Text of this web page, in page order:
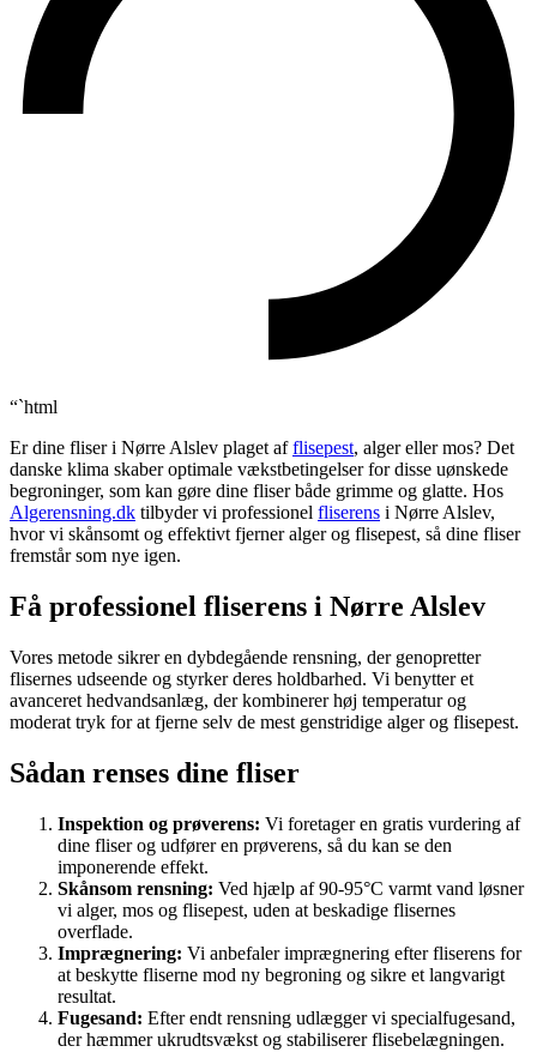
“`html
Er dine fliser i Nørre Alslev plaget afflisepest, alger eller mos? Det
danske klima skaber optimale vækstbetingelser for disse uønskede
begroninger, som kan gøre dine fliser både grimme og glatte. Hos
Algerensning.dk tilbyder vi professionel fliserens i Nørre Alslev,
hvor vi skånsomt og effektivt fjerner alger og flisepest, så dine fliser
fremstår som nye igen.
Få professionel fliserens i Nørre Alslev
Vores metode sikrer en dybdegående rensning, der genopretter
flisernes udseende og styrker deres holdbarhed. Vi benytter et
avanceret hedvandsanlæg, der kombinerer høj temperatur og
moderat tryk for at fjerne selv de mest genstridige alger og flisepest.
Sådan renses dine fliser
Inspektion og prøverens: Vi foretager en gratis vurdering af
dine fliser og udfører en prøverens, så du kan se den
imponerende effekt.
Skånsom rensning: Ved hjælp af 90-95°C varmt vand løsner
vi alger, mos og flisepest, uden at beskadige flisernes
overflade.
Imprægnering: Vi anbefaler imprægnering efter fliserens for
at beskytte fliserne mod ny begroning og sikre et langvarigt
resultat.
Fugesand: Efter endt rensning udlægger vi specialfugesand,
der hæmmer ukrudtsvækst og stabiliserer flisebelægningen.